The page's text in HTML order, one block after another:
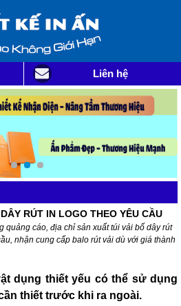
Liên hệ
RÚT IN LOGO THEO YÊU CẦU
quảng cáo, địa chỉ sản xuất túi vải bố dây rút
nhận cung cấp balo rút vải dù với giá thành
dụng thiết yếu có thể sử dụng
thiết trước khi ra ngoài.